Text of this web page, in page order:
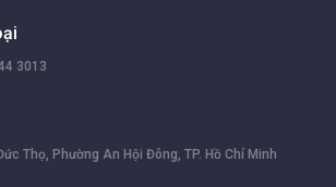
3013
Thọ, Phường An Hội Đông, TP. Hồ Chí Minh